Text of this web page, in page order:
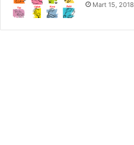
Mart 15, 2018